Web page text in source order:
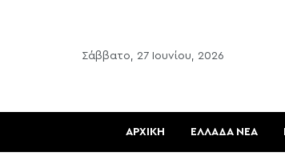
Σάββατο, 27 Ιουνίου, 2026
ΑΡΧΙΚΗ ΕΛΛΑΔΑ ΝΕΑ